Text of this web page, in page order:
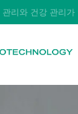
리와 건강 관리가